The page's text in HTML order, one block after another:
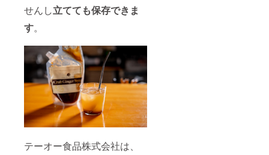
せんし立てても保存できま
す。
テーオー食品株式会社は、